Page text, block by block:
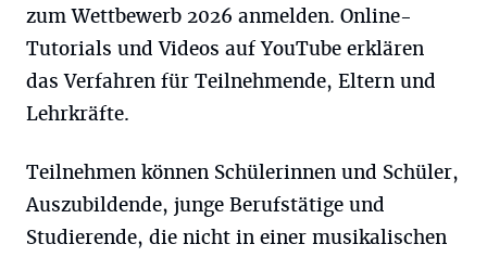
zum Wettbewerb 2026 anmelden. Online-
Tutorials und Videos auf YouTube erklären
das Verfahren für Teilnehmende, Eltern und
Lehrkräfte.
Teilnehmen können Schülerinnen und Schüler,
Auszubildende, junge Berufstätige und
Studierende, die nicht in einer musikalischen